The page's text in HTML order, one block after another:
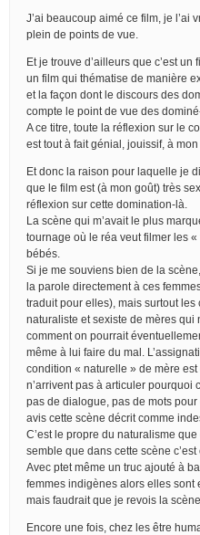
J’ai beaucoup aimé ce film, je l’ai
plein de points de vue.
Et je trouve d’ailleurs que c’est un
un film qui thématise de manière
et la façon dont le discours des
compte le point de vue des
A ce titre, toute la réflexion sur le
est tout à fait génial, jouissif, à
Et donc la raison pour laquelle je
que le film est (à mon goût) très
réflexion sur cette domination-là.
La scène qui m’avait le plus
tournage où le réa veut filmer les
bébés.
Si je me souviens bien de la
la parole directement à ces
traduit pour elles), mais surtout
naturaliste et sexiste de mères
comment on pourrait
même à lui faire du mal.
condition « naturelle » de mère
n’arrivent pas à articuler pourquoi
pas de dialogue, pas de mots
avis cette scène décrit comme
C’est le propre du naturalisme
semble que dans cette scène c’est
Avec ptet même un truc ajouté à
femmes indigènes alors elles sont
mais faudrait que je revois la
Encore une fois, chez les être